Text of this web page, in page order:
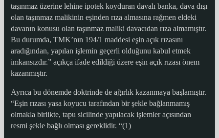
taşınmaz üzerine lehine ipotek koyduran davalı banka, dava dışı
olan taşınmaz malikinin eşinden rıza almasına rağmen eldeki
davanın konusu olan taşınmaz maliki davacıdan rıza almamıştır.
Bu durumda, TMK’nın 194/1 maddesi eşin açık rızasını
aradığından, yapılan işlemin geçerli olduğunu kabul etmek
imkansızdır.” açıkça ifade edildiği üzere eşin açık rızası önem
kazanmıştır.
Ayrıca bu dönemde doktrinde de ağırlık kazanmaya başlamıştır.
“Eşin rızası yasa koyucu tarafından bir şekle bağlanmamış
olmakla birlikte, tapu sicilinde yapılacak işlemler açısından
resmi şekle bağlı olması gereklidir. “(1)